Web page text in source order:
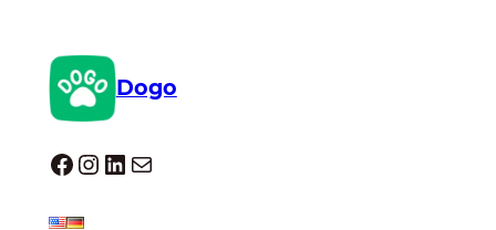
Dogo
Dogo facebook InstagramLinkedIn Mail